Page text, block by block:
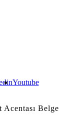
Youtube
Belge